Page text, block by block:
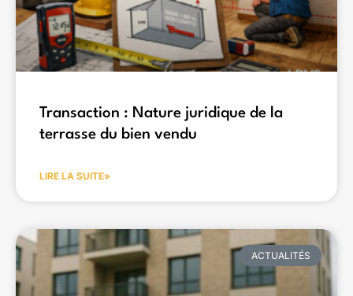
Transaction : Nature juridique de la
terrasse du bien vendu
LIRE LA SUITE»
ACTUALITÉS